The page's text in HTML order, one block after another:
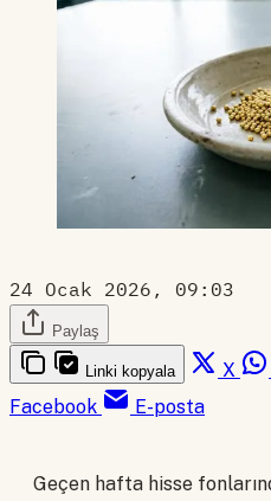
24 Ocak 2026, 09:03
Paylaş
Linki kopyala X
Facebook
E-posta
Geçen hafta hisse